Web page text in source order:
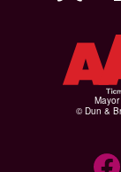
© Dun &